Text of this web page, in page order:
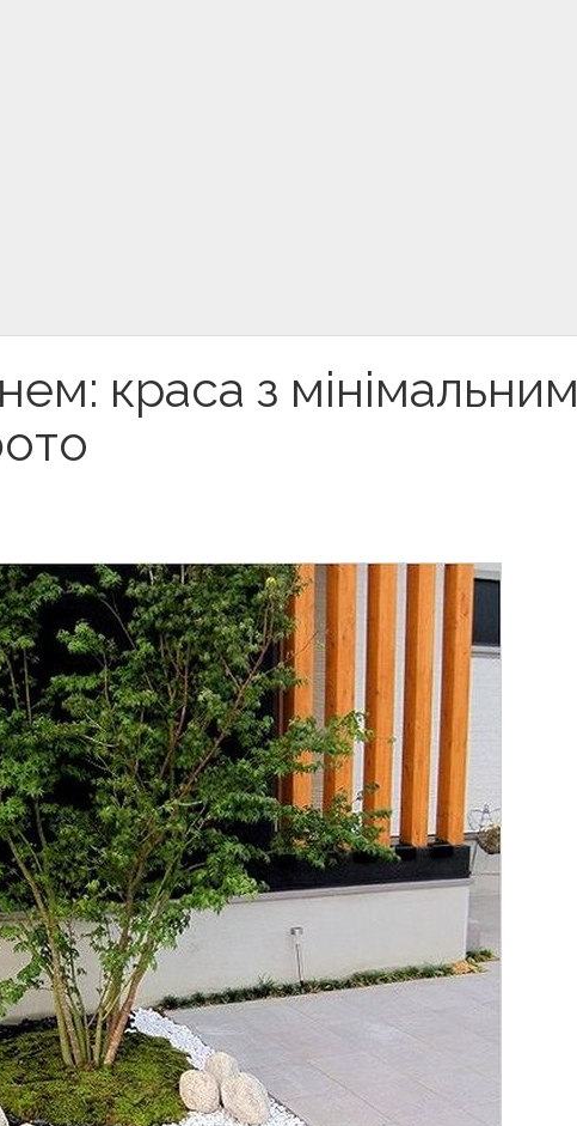
краса з мінімальним